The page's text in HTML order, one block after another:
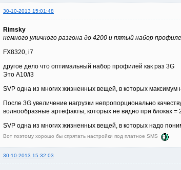
30-10-2013 15:01:48
Rimsky
немного уличного разгона до 4200 и пятый набор
FX8320, i7
другое дело что оптимальный набор профилей как раз 3G
Это А10/i3
SVP одна из многих жизненных вещей, в которых максимум
После 3G увеличение нагрузки непропорционально
волнообразные артефакты, которых не видно при блоках =
SVP одна из многих жизненных вещей, в которых надо
Вот поэтому хорошо бы спрятать настройки под платное SMS
30-10-2013 15:32:03